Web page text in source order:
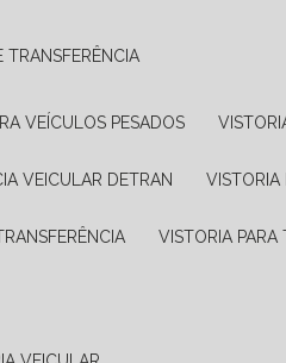
TRANSFERÊNCIA
VEÍCULOS PESADOS
VEICULAR DETRAN
VISTORIA